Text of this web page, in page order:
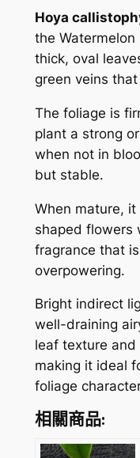
Hoya
the
thick, oval
green veins
The foliage is
plant a strong
when not in
but stable.
When mature,
shaped flowers
fragrance that
overpowering.
Bright indirect
well-draining
leaf texture and
making it ideal
foliage
相關商品: